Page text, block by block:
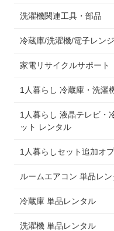
洗濯機関連工具・部品
冷蔵庫/洗濯機/電子レン
家電リサイクルサポート
1人暮らし 冷蔵庫・洗濯
1人暮らし 液晶テレビ・
ット レンタル
1人暮らしセット追加オ
ルームエアコン 単品レ
冷蔵庫 単品レンタル
洗濯機 単品レンタル